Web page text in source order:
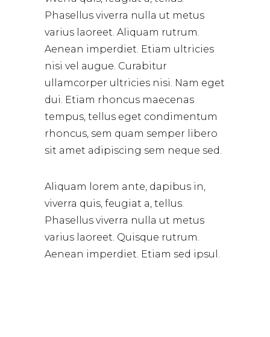
Phasellus viverra nulla ut metus
varius laoreet. Aliquam rutrum.
Aenean imperdiet. Etiam ultricies
nisi vel augue. Curabitur
ullamcorper ultricies nisi. Nam eget
dui. Etiam rhoncus maecenas
tempus, tellus eget condimentum
rhoncus, sem quam semper libero
sit amet adipiscing sem neque sed.
Aliquam lorem ante, dapibus in,
viverra quis, feugiat a, tellus.
Phasellus viverra nulla ut metus
varius laoreet. Quisque rutrum.
Aenean imperdiet. Etiam sed ipsul.